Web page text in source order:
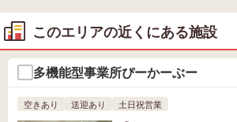
このエリアの近くにある施設
多機能型事業所ぴーかーぶー
空きあり 送迎あり 土日祝営業